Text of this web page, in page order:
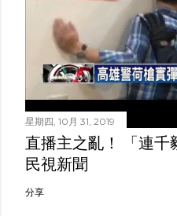
星期四, 10月 31, 2019
直播主之亂！ 「連千
民視新聞
分享